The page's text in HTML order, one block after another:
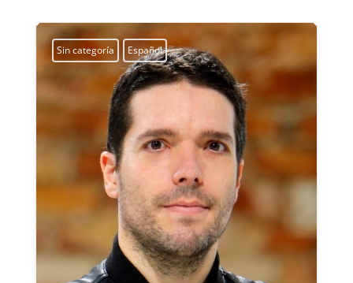
Sin categoría Español